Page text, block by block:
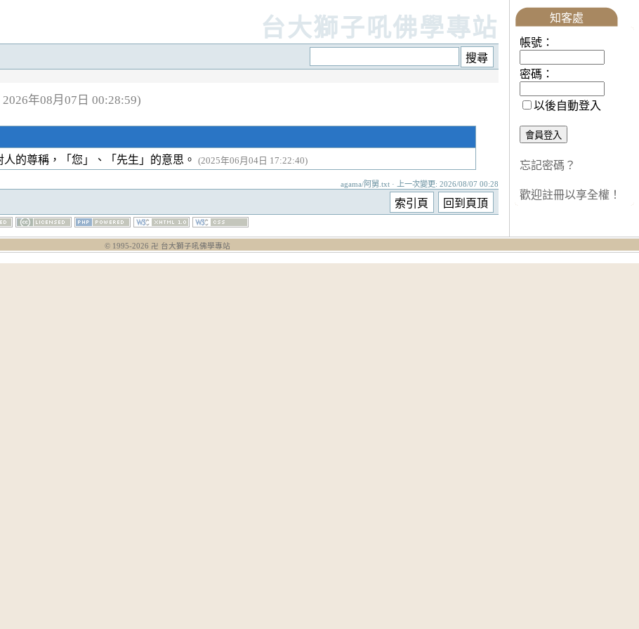
台大獅子吼佛學專站
年08月07日 00:28:59)
人的尊稱，「您」、「先生」的意思。 (2025年06月04日 17:22:40)
agama/阿舅.txt · 上一次變更: 2026/08/07 00:28
知客處
帳號：
密碼：
以後自動登入
忘記密碼？
歡迎註冊以享全權！
© 1995-2026 卍 台大獅子吼佛學專站